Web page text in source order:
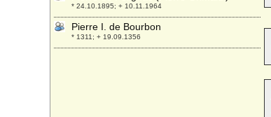
* 24.10.1895; + 10.11.1964
Pierre I. de Bourbon
* 1311; + 19.09.1356